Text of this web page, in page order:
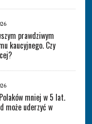
prawdziwym
kaucyjnego. Czy
mniej w 5 lat.
może uderzyć w